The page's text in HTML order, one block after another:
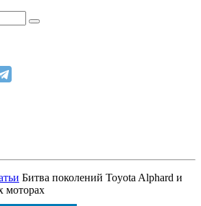
Битва поколений Toyota Alphard и
моторах